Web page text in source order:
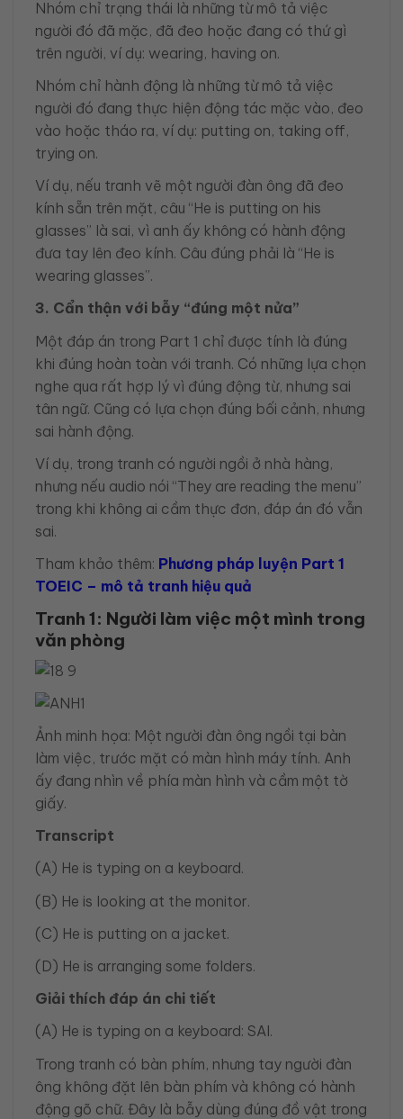
Nhóm chỉ trạng thái là những từ mô tả việc
người đó đã mặc, đã đeo hoặc đang có thứ gì
trên người, ví dụ: wearing, having on.
Nhóm chỉ hành động là những từ mô tả việc
người đó đang thực hiện động tác mặc vào, đeo
vào hoặc tháo ra, ví dụ: putting on, taking off,
trying on.
Ví dụ, nếu tranh vẽ một người đàn ông đã đeo
kính sẵn trên mặt, câu “He is putting on his
glasses” là sai, vì anh ấy không có hành động
đưa tay lên đeo kính. Câu đúng phải là “He is
wearing glasses”.
3. Cẩn thận với bẫy “đúng một nửa”
Một đáp án trong Part 1 chỉ được tính là đúng
khi đúng hoàn toàn với tranh. Có những lựa chọn
nghe qua rất hợp lý vì đúng động từ, nhưng sai
tân ngữ. Cũng có lựa chọn đúng bối cảnh, nhưng
sai hành động.
Ví dụ, trong tranh có người ngồi ở nhà hàng,
nhưng nếu audio nói “They are reading the menu”
trong khi không ai cầm thực đơn, đáp án đó vẫn
sai.
Tham khảo thêm: Phương pháp luyện Part 1
TOEIC – mô tả tranh hiệu quả
Tranh 1: Người làm việc một mình trong
văn phòng
Ảnh minh họa: Một người đàn ông ngồi tại bàn
làm việc, trước mặt có màn hình máy tính. Anh
ấy đang nhìn về phía màn hình và cầm một tờ
giấy.
Transcript
(A) He is typing on a keyboard.
(B) He is looking at the monitor.
(C) He is putting on a jacket.
(D) He is arranging some folders.
Giải thích đáp án chi tiết
(A) He is typing on a keyboard: SAI.
Trong tranh có bàn phím, nhưng tay người đàn
ông không đặt lên bàn phím và không có hành
động gõ chữ. Đây là bẫy dùng đúng đồ vật trong